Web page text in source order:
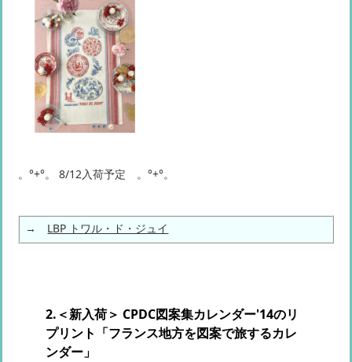
。°+°。 8/12入荷予定 。°+°。
→ LBP トワル・ド・ジュイ
2.＜新入荷＞ CPDC図案集カレンダー'14のリ
プリント「フランス地方を図案で旅するカレ
ンダー」